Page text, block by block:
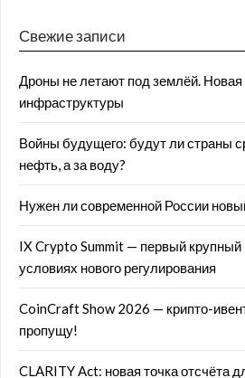
Свежие записи
Дроны не летают под землёй. Новая
инфраструктуры
Войны будущего: будут ли страны
нефть, а за воду?
Нужен ли современной России
IX Crypto Summit — первый
условиях нового регулирования
CoinCraft Show 2026 — крипто-
пропущу!
CLARITY Act: новая точка отсчёта